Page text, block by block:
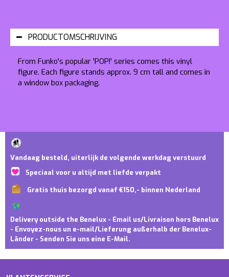
PRODUCTOMSCHRIJVING
From Funko's popular 'POP!' series comes this vinyl
figure. Each figure stands approx. 9 cm tall and comes in
a window box packaging.
Vandaag besteld, uiterlijk de volgende werkdag verstuurd
Speciaal voor u altijd met liefde verpakt
Gratis thuis bezorgd vanaf €150,- binnen Nederland
Delivery outside the Benelux - Email us/Livraison hors Benelux
- Envoyez-nous un e-mail/Lieferung außerhalb der Benelux-
Länder - Senden Sie uns eine E-Mail.